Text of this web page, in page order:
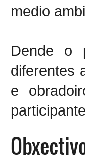
medio
Dende o
diferentes
e